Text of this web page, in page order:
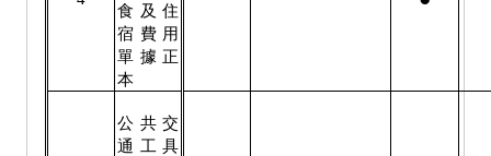
食及住
宿費用
單據正
本
公共交
通工具